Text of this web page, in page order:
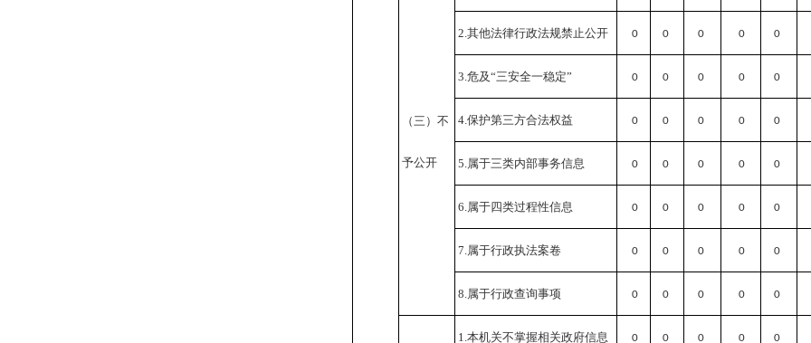
（三）不
予公开
2.其他法律行政法规禁止公开 0 0 0 0 0
3.危及“三安全一稳定” 0 0 0 0 0
4.保护第三方合法权益 0 0 0 0 0
5.属于三类内部事务信息 0 0 0 0 0
6.属于四类过程性信息 0 0 0 0 0
7.属于行政执法案卷 0 0 0 0 0
8.属于行政查询事项 0 0 0 0 0
1.本机关不掌握相关政府信息 0 0 0 0 0